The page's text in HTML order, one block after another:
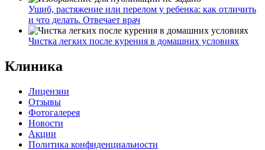
Ушиб, растяжение или перелом у ребенка: как отличить
и что делать. Отвечает врач
Чистка легких после курения в домашних условиях
Клиника
Лицензии
Отзывы
Фотогалерея
Новости
Акции
Политика конфиденциальности